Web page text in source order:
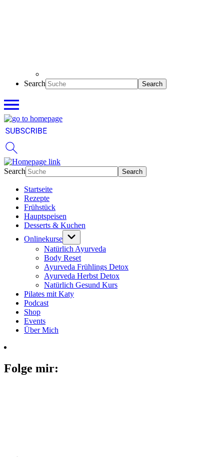
Search
Search
Startseite
Rezepte
Frühstück
Hauptspeisen
Desserts & Kuchen
Onlinekurse
Natürlich Ayurveda
Body Reset
Ayurveda Frühlings Detox
Ayurveda Herbst Detox
Natürlich Gesund Kurs
Pilates mit Katy
Podcast
Shop
Events
Über Mich
Folge mir: